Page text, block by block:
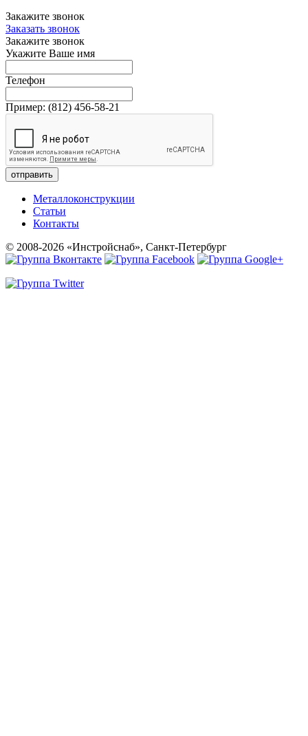
Закажите звонок
Заказать звонок
Закажите звонок
Укажите Ваше имя
Телефон
Пример: (812) 456-58-21
отправить
Металлоконструкции
Статьи
Контакты
© 2008-2026 «Инстройснаб», Санкт-Петербург